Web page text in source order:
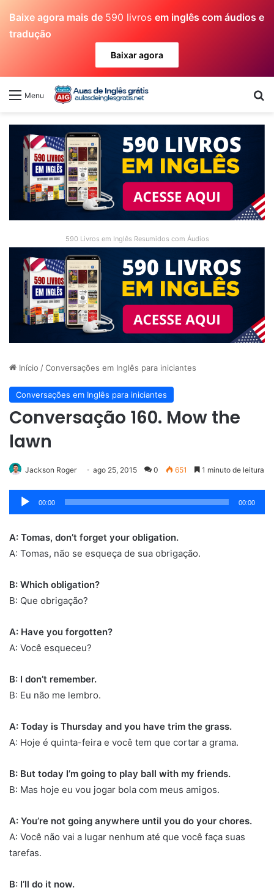
Baixe agora mais de 590 livros em inglês com áudios e
tradução
Baixar agora
Menu
590 Livros em Inglês Resumidos com Áudios
Início /Conversações em Inglês para iniciantes
Conversações em Inglês para iniciantes
Conversação 160. Mow the
lawn
Jackson Roger ago 25, 2015 0 651 1 minuto de leitura
Tocador
de
00:00 00:00
A: Tomas, don’t forget your obligation.
A: Tomas, não se esqueça de sua obrigação.
B: Which obligation?
B: Que obrigação?
A: Have you forgotten?
A: Você esqueceu?
B: I don’t remember.
B: Eu não me lembro.
A: Today is Thursday and you have trim the grass.
A: Hoje é quinta-feira e você tem que cortar a grama.
B: But today I’m going to play ball with my friends.
B: Mas hoje eu vou jogar bola com meus amigos.
A: You’re not going anywhere until you do your chores.
A: Você não vai a lugar nenhum até que você faça suas
tarefas.
B: I’ll do it now.